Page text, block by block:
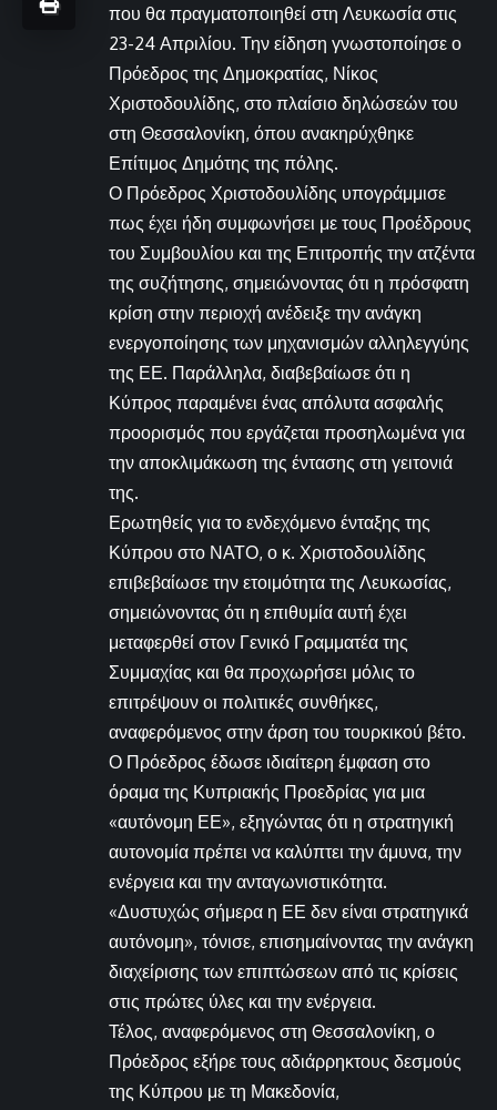
που θα πραγματοποιηθεί στη Λευκωσία στις
23-24 Απριλίου. Την είδηση γνωστοποίησε ο
Πρόεδρος της Δημοκρατίας, Νίκος
Χριστοδουλίδης, στο πλαίσιο δηλώσεών του
στη Θεσσαλονίκη, όπου ανακηρύχθηκε
Επίτιμος Δημότης της πόλης.
Ο Πρόεδρος Χριστοδουλίδης υπογράμμισε
πως έχει ήδη συμφωνήσει με τους Προέδρους
του Συμβουλίου και της Επιτροπής την ατζέντα
της συζήτησης, σημειώνοντας ότι η πρόσφατη
κρίση στην περιοχή ανέδειξε την ανάγκη
ενεργοποίησης των μηχανισμών αλληλεγγύης
της ΕΕ. Παράλληλα, διαβεβαίωσε ότι η
Κύπρος παραμένει ένας απόλυτα ασφαλής
προορισμός που εργάζεται προσηλωμένα για
την αποκλιμάκωση της έντασης στη γειτονιά
της.
Ερωτηθείς για το ενδεχόμενο ένταξης της
Κύπρου στο ΝΑΤΟ, ο κ. Χριστοδουλίδης
επιβεβαίωσε την ετοιμότητα της Λευκωσίας,
σημειώνοντας ότι η επιθυμία αυτή έχει
μεταφερθεί στον Γενικό Γραμματέα της
Συμμαχίας και θα προχωρήσει μόλις το
επιτρέψουν οι πολιτικές συνθήκες,
αναφερόμενος στην άρση του τουρκικού βέτο.
Ο Πρόεδρος έδωσε ιδιαίτερη έμφαση στο
όραμα της Κυπριακής Προεδρίας για μια
«αυτόνομη ΕΕ», εξηγώντας ότι η στρατηγική
αυτονομία πρέπει να καλύπτει την άμυνα, την
ενέργεια και την ανταγωνιστικότητα.
«Δυστυχώς σήμερα η ΕΕ δεν είναι στρατηγικά
αυτόνομη», τόνισε, επισημαίνοντας την ανάγκη
διαχείρισης των επιπτώσεων από τις κρίσεις
στις πρώτες ύλες και την ενέργεια.
Τέλος, αναφερόμενος στη Θεσσαλονίκη, ο
Πρόεδρος εξήρε τους αδιάρρηκτους δεσμούς
της Κύπρου με τη Μακεδονία,